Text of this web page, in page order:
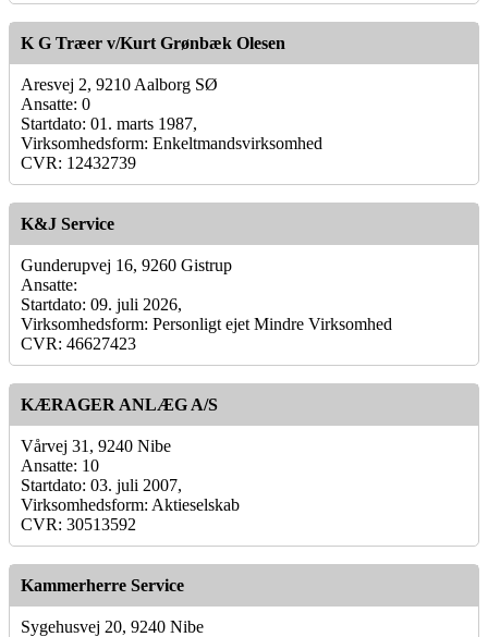
K G Træer v/Kurt Grønbæk Olesen
Aresvej 2, 9210 Aalborg SØ
Ansatte: 0
Startdato: 01. marts 1987,
Virksomhedsform: Enkeltmandsvirksomhed
CVR: 12432739
K&J Service
Gunderupvej 16, 9260 Gistrup
Ansatte:
Startdato: 09. juli 2026,
Virksomhedsform: Personligt ejet Mindre Virksomhed
CVR: 46627423
KÆRAGER ANLÆG A/S
Vårvej 31, 9240 Nibe
Ansatte: 10
Startdato: 03. juli 2007,
Virksomhedsform: Aktieselskab
CVR: 30513592
Kammerherre Service
Sygehusvej 20, 9240 Nibe